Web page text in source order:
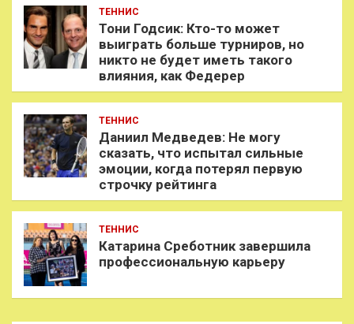
ТЕННИС
Тони Годсик: Кто-то может
выиграть больше турниров, но
никто не будет иметь такого
влияния, как Федерер
ТЕННИС
Даниил Медведев: Не могу
сказать, что испытал сильные
эмоции, когда потерял первую
строчку рейтинга
ТЕННИС
Катарина Среботник завершила
профессиональную карьеру